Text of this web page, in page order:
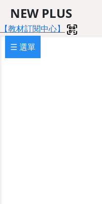
NEW PLUS
【教材訂閱中心】
☰ 選單